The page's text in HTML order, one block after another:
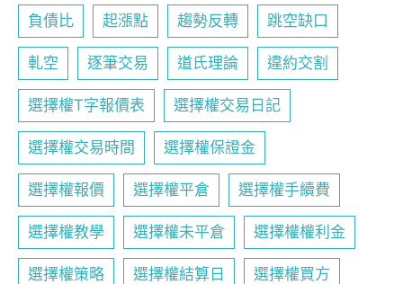
負債比 起漲點 趨勢反轉 跳空缺口
軋空 逐筆交易 道氏理論 違約交割
選擇權T字報價表 選擇權交易日記
選擇權交易時間 選擇權保證金
選擇權報價 選擇權平倉 選擇權手續費
選擇權教學 選擇權未平倉 選擇權權利金
選擇權策略 選擇權結算日 選擇權買方